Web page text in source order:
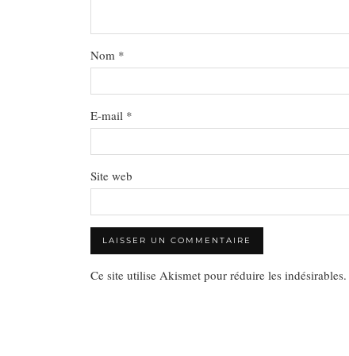
Nom *
E-mail *
Site web
Ce site utilise Akismet pour réduire les indésirables.